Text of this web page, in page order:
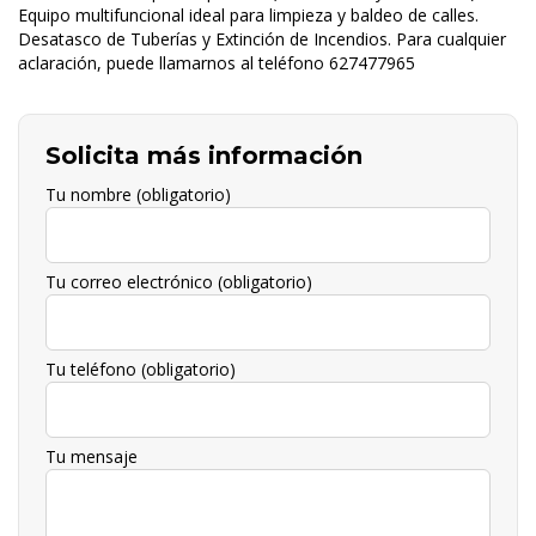
Equipo multifuncional ideal para limpieza y baldeo de calles.
Desatasco de Tuberías y Extinción de Incendios. Para cualquier
aclaración, puede llamarnos al teléfono 627477965
Solicita más información
Tu nombre (obligatorio)
Tu correo electrónico (obligatorio)
Tu teléfono (obligatorio)
Tu mensaje